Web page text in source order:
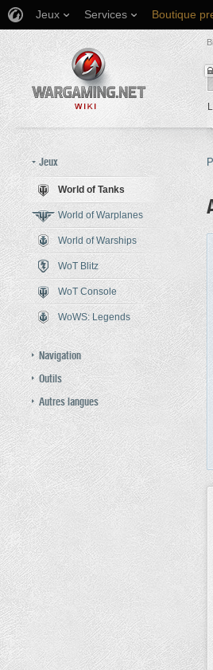
Jeux Services Boutique
Jeux
World of Tanks
World of Warplanes
World of Warships
WoT Blitz
WoT Console
WoWS: Legends
Navigation
Outils
Autres langues